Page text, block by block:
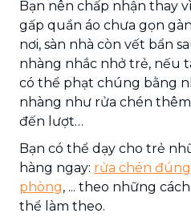
Bạn nên chấp nhận thay
gấp quần áo chưa gọn
nơi, sàn nhà còn vết bẩn
nhàng nhắc nhở trẻ, nếu
có thể phạt chúng bằng
nhàng như rửa chén
đến lượt…
Bạn có thể dạy cho trẻ
hàng ngay: rửa chén
phòng, ... theo những
thể làm theo.